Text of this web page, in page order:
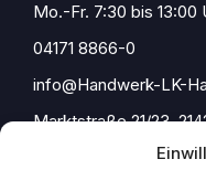
Mo.-Fr. 7:30 bis 13:00
04171 8866-0
info@Handwerk-LK-
Marktstraße 21/23,